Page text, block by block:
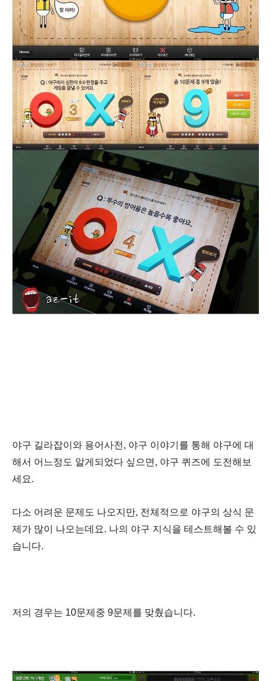
야구 길라잡이와 용어사전, 야구 이야기를 통해 야구에 대
해서 어느정도 알게되었다 싶으면, 야구 퀴즈에 도전해보
세요.
다소 어려운 문제도 나오지만, 전체적으로 야구의 상식 문
제가 많이 나오는데요. 나의 야구 지식을 테스트해볼 수 있
습니다.
저의 경우는 10문제중 9문제를 맞췄습니다.